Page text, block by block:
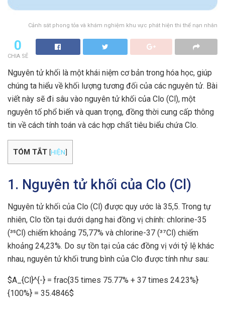
Cảnh sát phong tỏa và khám nghiệm khu vực phát hiện thi thể nạn nhân
0
CHIA SẺ
Nguyên tử khối là một khái niệm cơ bản trong hóa học, giúp
chúng ta hiểu về khối lượng tương đối của các nguyên tử. Bài
viết này sẽ đi sâu vào nguyên tử khối của Clo (Cl), một
nguyên tố phổ biến và quan trọng, đồng thời cung cấp thông
tin về cách tính toán và các hợp chất tiêu biểu chứa Clo.
TÓM TẮT [HIỆN]
1. Nguyên tử khối của Clo (Cl)
Nguyên tử khối của Clo (Cl) được quy ước là 35,5. Trong tự
nhiên, Clo tồn tại dưới dạng hai đồng vị chính: chlorine-35
(³⁵Cl) chiếm khoảng 75,77% và chlorine-37 (³⁷Cl) chiếm
khoảng 24,23%. Do sự tồn tại của các đồng vị với tỷ lệ khác
nhau, nguyên tử khối trung bình của Clo được tính như sau:
$A_{Cl}^{-} = frac{35 times 75.77% + 37 times 24.23%}
{100%} = 35.4846$